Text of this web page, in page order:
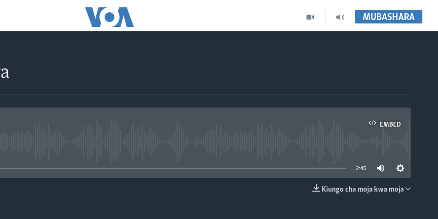
MUBASHARA
EMBED
EMBED
2:45
Kiungo cha moja kwa moja